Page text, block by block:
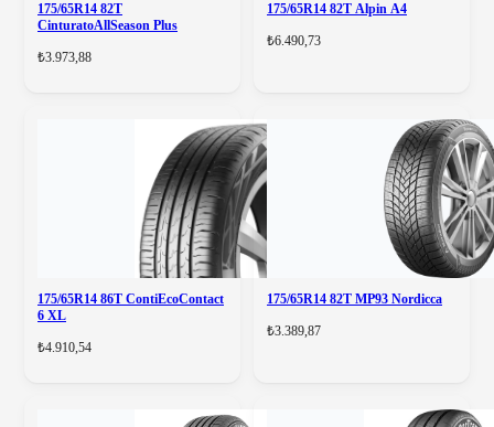
175/65R14 82T
CinturatoAllSeason Plus
₺3.973,88
175/65R14 82T Alpin A4
₺6.490,73
175/65R14 86T ContiEcoContact
6 XL
₺4.910,54
175/65R14 82T MP93 Nordicca
₺3.389,87